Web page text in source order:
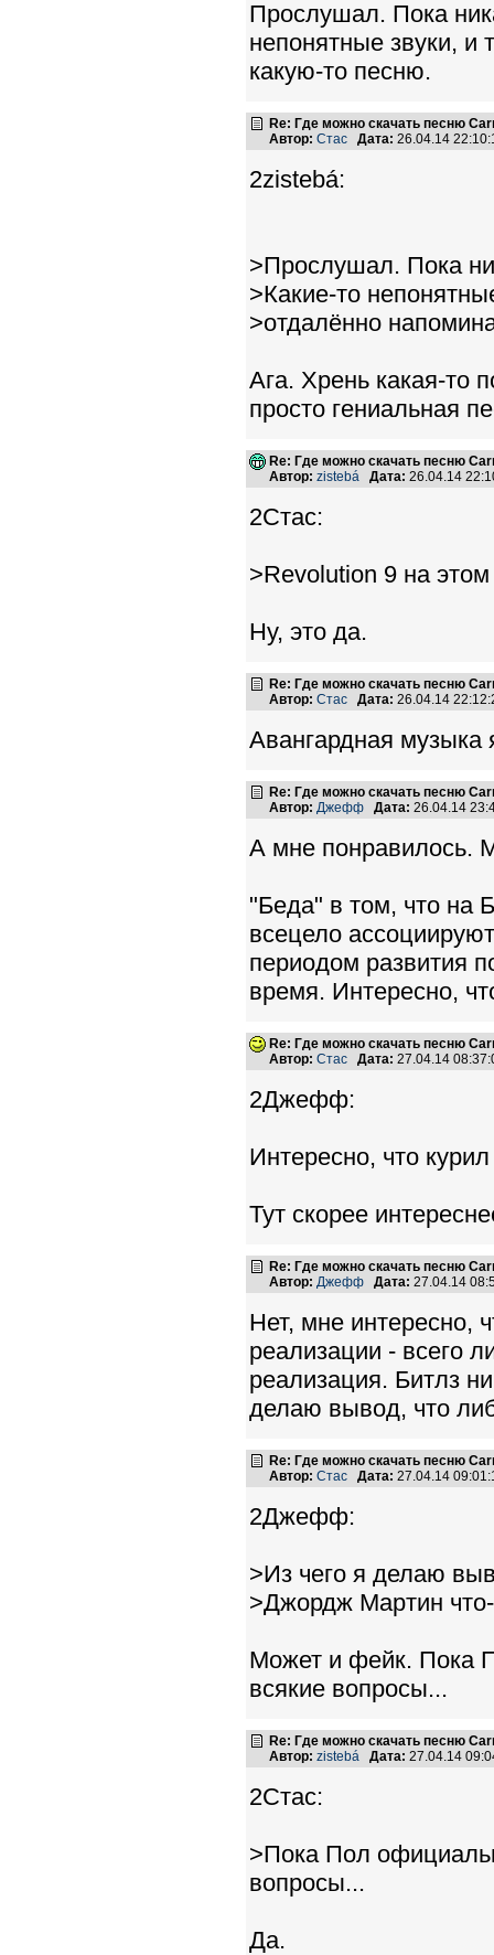
Прослушал. Пока
непонятные звуки, и
какую-то песню.
Re: Где можно скачать песню
Автор: Стас Дата: 26.04.14
2zistebá:
>Прослушал. Пока
>Какие-то
>отдалённо
Ага. Хрень какая-то
просто гениальная
Re: Где можно скачать песню
Автор: zistebá Дата: 26.04.14
2Стас:
>Revolution 9 на
Ну, это да.
Re: Где можно скачать песню
Автор: Стас Дата: 26.04.14
Авангардная музыка
Re: Где можно скачать песню
Автор: Джефф Дата: 26.04.14
А мне понравилось.
"Беда" в том, что на
всецело
периодом развития
время. Интересно,
Re: Где можно скачать песню
Автор: Стас Дата: 27.04.14
2Джефф:
Интересно, что
Тут скорее
Re: Где можно скачать песню
Автор: Джефф Дата: 27.04.14
Нет, мне интересно,
реализации - всего
реализация. Битлз
делаю вывод, что
Re: Где можно скачать песню
Автор: Стас Дата: 27.04.14
2Джефф:
>Из чего я делаю
>Джордж Мартин
Может и фейк. Пока
всякие вопросы...
Re: Где можно скачать песню
Автор: zistebá Дата: 27.04.14
2Стас:
>Пока Пол
вопросы...
Да.